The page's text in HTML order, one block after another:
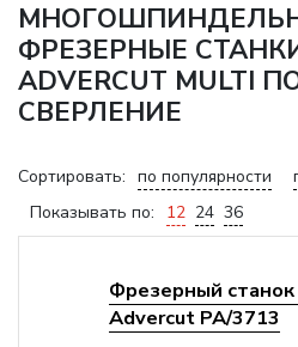
ФРЕЗЕРНЫЕ
ADVERCUT
СВЕРЛЕНИЕ
Сортировать: по популярности
Показывать по:
12 24 36
Фрезерный
Advercut PA/3713